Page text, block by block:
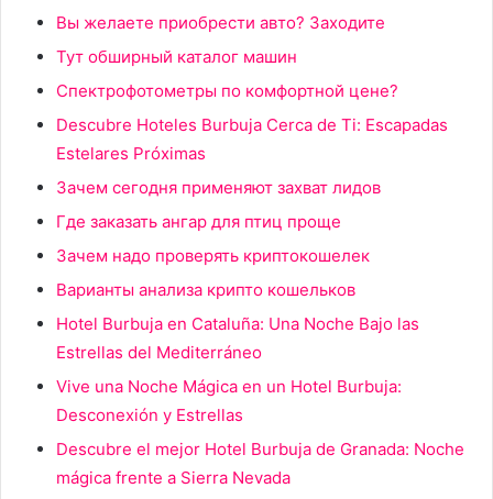
Вы желаете приобрести авто? Заходите
Тут обширный каталог машин
Спектрофотометры по комфортной цене?
Descubre Hoteles Burbuja Cerca de Ti: Escapadas
Estelares Próximas
Зачем сегодня применяют захват лидов
Где заказать ангар для птиц проще
Зачем надо проверять криптокошелек
Варианты анализа крипто кошельков
Hotel Burbuja en Cataluña: Una Noche Bajo las
Estrellas del Mediterráneo
Vive una Noche Mágica en un Hotel Burbuja:
Desconexión y Estrellas
Descubre el mejor Hotel Burbuja de Granada: Noche
mágica frente a Sierra Nevada